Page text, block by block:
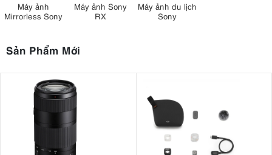
Máy ảnh
Mirrorless Sony
Máy ảnh Sony
RX
Máy ảnh du lịch
Sony
Sản Phẩm Mới